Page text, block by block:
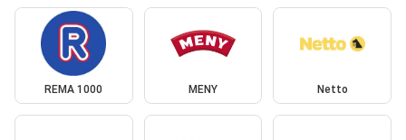
REMA 1000 MENY Netto